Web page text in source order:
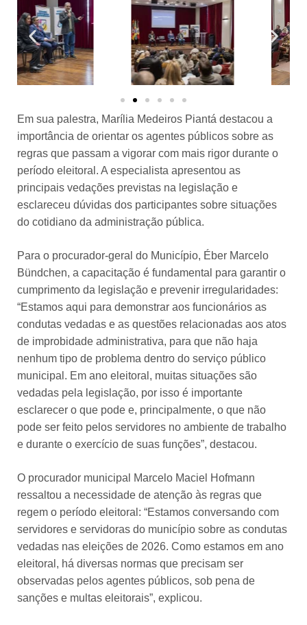
Em sua palestra, Marília Medeiros Piantá destacou a
importância de orientar os agentes públicos sobre as
regras que passam a vigorar com mais rigor durante o
período eleitoral. A especialista apresentou as
principais vedações previstas na legislação e
esclareceu dúvidas dos participantes sobre situações
do cotidiano da administração pública.
Para o procurador-geral do Município, Éber Marcelo
Bündchen, a capacitação é fundamental para garantir o
cumprimento da legislação e prevenir irregularidades:
“Estamos aqui para demonstrar aos funcionários as
condutas vedadas e as questões relacionadas aos atos
de improbidade administrativa, para que não haja
nenhum tipo de problema dentro do serviço público
municipal. Em ano eleitoral, muitas situações são
vedadas pela legislação, por isso é importante
esclarecer o que pode e, principalmente, o que não
pode ser feito pelos servidores no ambiente de trabalho
e durante o exercício de suas funções”, destacou.
O procurador municipal Marcelo Maciel Hofmann
ressaltou a necessidade de atenção às regras que
regem o período eleitoral: “Estamos conversando com
servidores e servidoras do município sobre as condutas
vedadas nas eleições de 2026. Como estamos em ano
eleitoral, há diversas normas que precisam ser
observadas pelos agentes públicos, sob pena de
sanções e multas eleitorais”, explicou.